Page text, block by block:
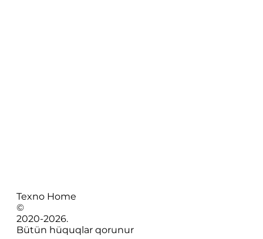
Texno Home
©
2020-2026.
Bütün hüquqlar qorunur